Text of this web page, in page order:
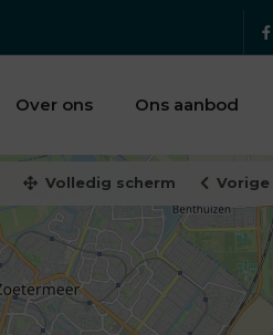
Over ons Ons aanbod
Volledig scherm Vorige